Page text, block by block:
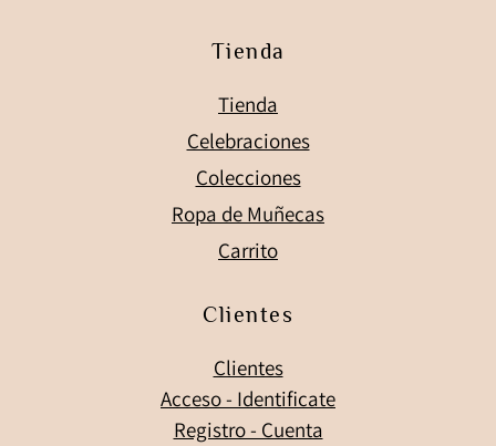
Tienda
Tienda
Celebraciones
Colecciones
Ropa de Muñecas
Carrito
Clientes
Clientes
Acceso - Identificate
Registro - Cuenta